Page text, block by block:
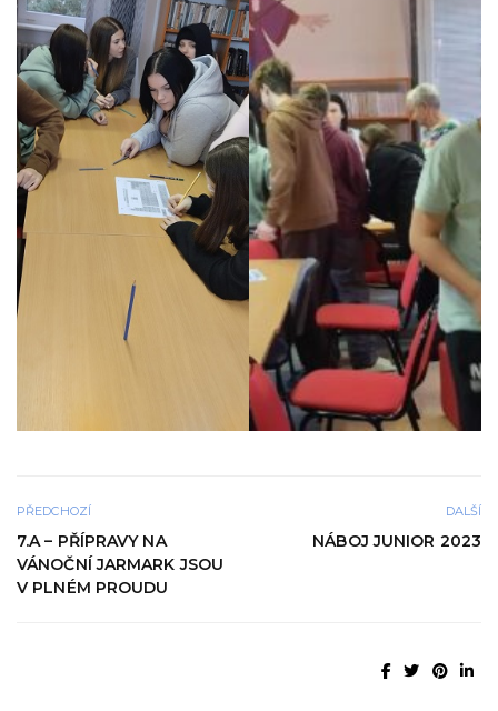
PŘEDCHOZÍ
7.A – PŘÍPRAVY NA
VÁNOČNÍ JARMARK JSOU
V PLNÉM PROUDU
DALŠÍ
NÁBOJ JUNIOR 2023